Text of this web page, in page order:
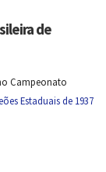
de
Campeonato
Estaduais de 1937